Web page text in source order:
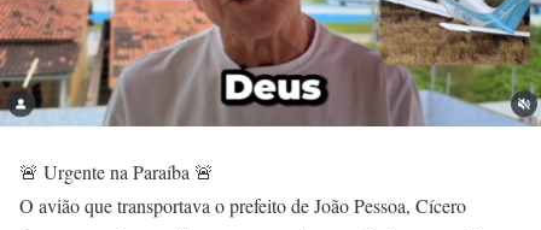
🚨 Urgente na Paraíba 🚨
O avião que transportava o prefeito de João Pessoa, Cícero